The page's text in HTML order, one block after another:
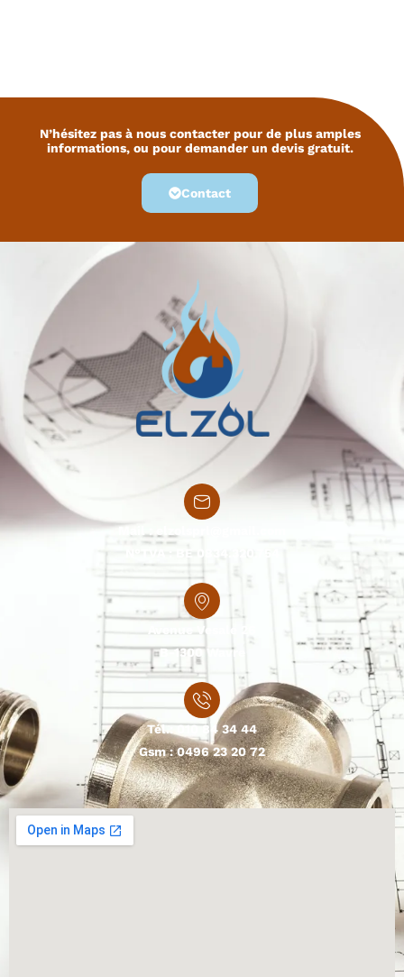
N’hésitez pas à nous contacter pour de plus amples
informations, ou pour demander un devis gratuit.
Contact
Mail :
N°TVA : BE 0834.320.754
Avenue Vesale 26
B-1300 Wavre
Tél.:010 84 34 44
Gsm :0496 23 20 72